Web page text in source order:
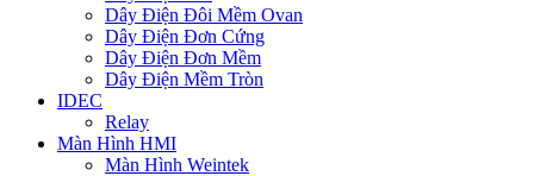
Dây Điện Đôi Mềm Ovan
Dây Điện Đơn Cứng
Dây Điện Đơn Mềm
Dây Điện Mềm Tròn
IDEC
Relay
Màn Hình HMI
Màn Hình Weintek